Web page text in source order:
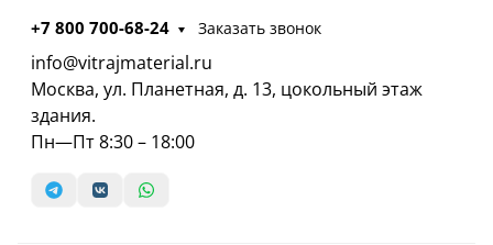
+7 800 700-68-24 Заказать звонок
info@vitrajmaterial.ru
Москва, ул. Планетная, д. 13, цокольный этаж
здания.
Пн—Пт 8:30 – 18:00